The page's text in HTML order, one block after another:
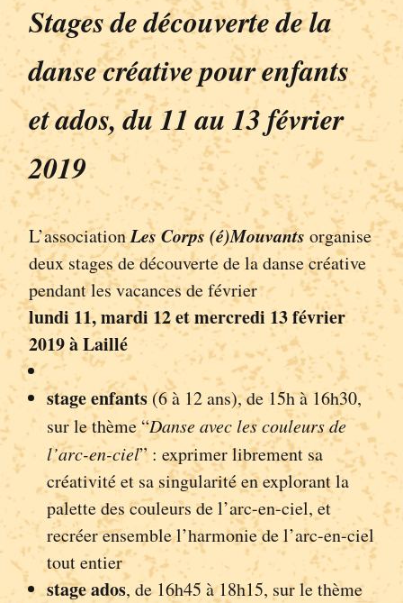
Stages de découverte de la
danse créative pour enfants
et ados, du 11 au 13 février
2019
L’associationLes Corps (é)Mouvants organise
deux stages de découverte de la danse créative
pendant les vacances de février
lundi 11, mardi 12 et mercredi 13 février
2019à Laillé
stage enfants (6 à 12 ans), de 15h à 16h30,
sur le thème “Danse avec les couleurs de
l’arc-en-ciel” : exprimer librement sa
créativité et sa singularité en explorant la
palette des couleurs de l’arc-en-ciel, et
recréer ensemble l’harmonie de l’arc-en-ciel
tout entier
stage ados, de 16h45 à 18h15, sur le thème